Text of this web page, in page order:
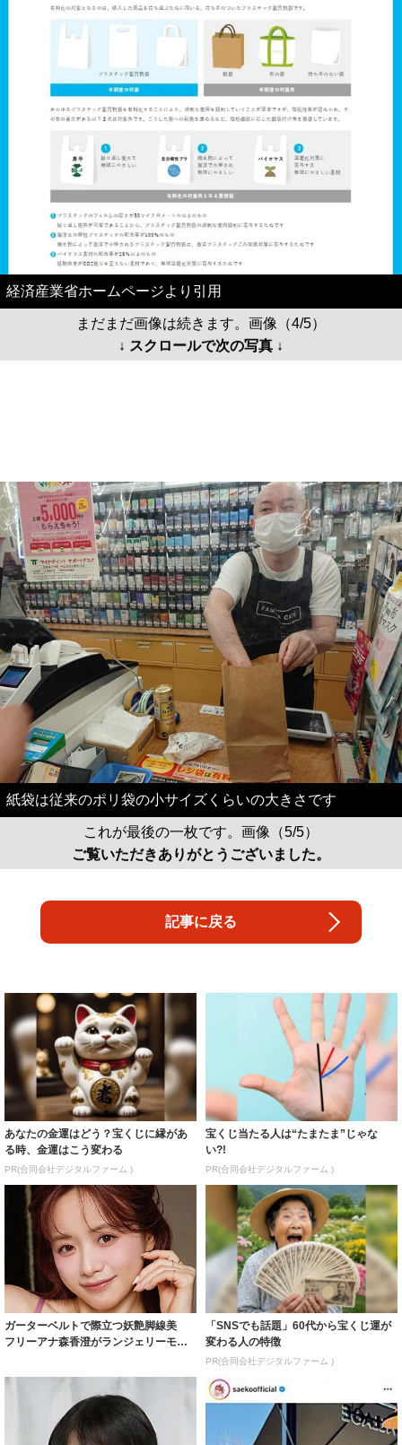
経済産業省ホームページより引用
まだまだ画像は続きます。画像（4/5）
↓ スクロールで次の写真 ↓
紙袋は従来のポリ袋の小サイズくらいの大きさです
これが最後の一枚です。画像（5/5）
ご覧いただきありがとうございました。
記事に戻る
あなたの金運はどう？宝くじに縁があ
る時、金運はこう変わる
PR(合同会社デジタルファーム )
宝くじ当たる人は“たまたま”じゃな
い?!
PR(合同会社デジタルファーム )
ガーターベルトで際立つ妖艶脚線美
フリーアナ森香澄がランジェリーモデ
「SNSでも話題」60代から宝くじ運が
変わる人の特徴
PR(合同会社デジタルファーム )